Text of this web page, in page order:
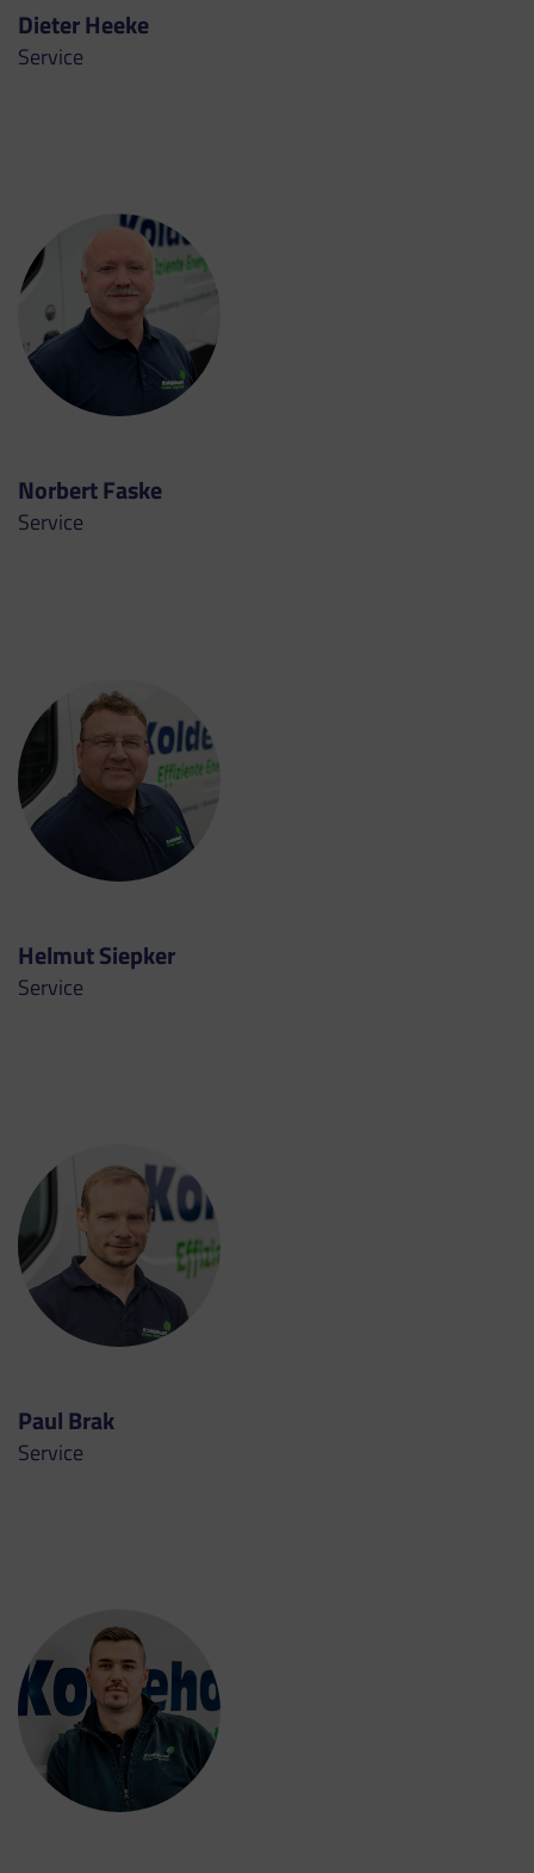
Dieter Heeke
Service
Norbert Faske
Service
Helmut Siepker
Service
Paul Brak
Service